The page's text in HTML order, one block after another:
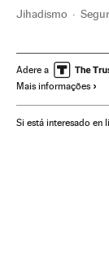
Jihadismo
Al Qaeda
Serviços inteligência
Adere a
Mais informações
Si está interesado en